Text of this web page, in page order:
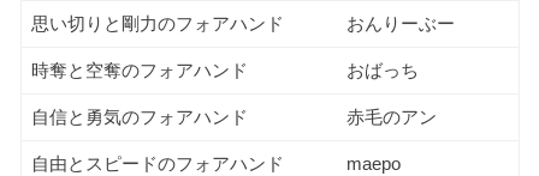
思い切りと剛力のフォアハンド おんりーぶー
時奪と空奪のフォアハンド おばっち
自信と勇気のフォアハンド 赤毛のアン
自由とスピードのフォアハンド maepo